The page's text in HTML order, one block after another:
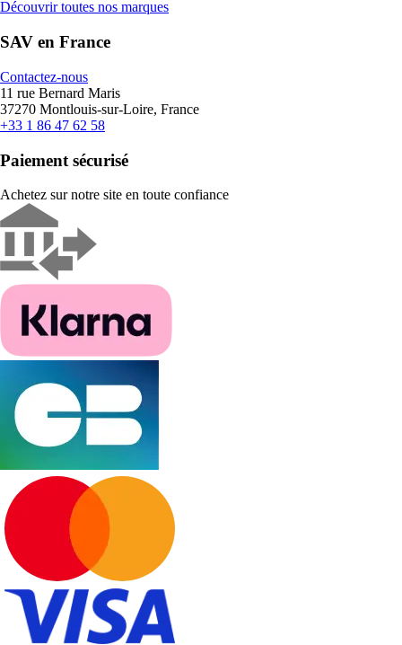
Découvrir toutes nos marques
SAV en France
Contactez-nous
11 rue Bernard Maris
37270 Montlouis-sur-Loire, France
+33 1 86 47 62 58
Paiement sécurisé
Achetez sur notre site en toute confiance